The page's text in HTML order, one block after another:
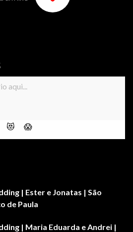
😻 😱
| Ester e Jonatas | São
de Paula
| Maria Eduarda e Andrei |